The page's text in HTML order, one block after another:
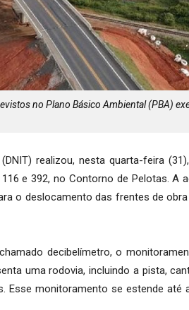
no Plano Básico Ambiental (PBA)
realizou, nesta quarta-feira
e 392, no Contorno de Pelotas. A
o deslocamento das frentes de
decibelímetro, o
uma rodovia, incluindo a pista,
monitoramento se estende até